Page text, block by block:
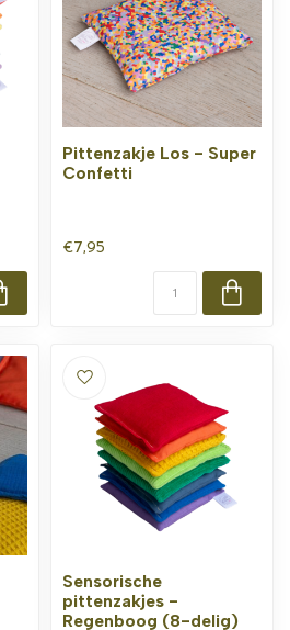
Pittenzakje Los - Super
Confetti
€7,95
Sensorische
pittenzakjes -
Regenboog (8-delig)